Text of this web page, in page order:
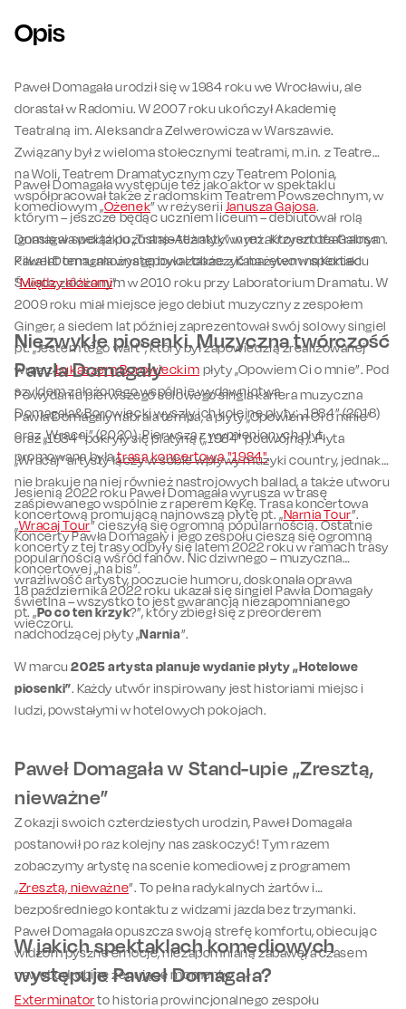
Opis
Paweł Domagała urodził się w 1984 roku we Wrocławiu, ale
dorastał w Radomiu. W 2007 roku ukończył Akademię
Teatralną im. Aleksandra Zelwerowicza w Warszawie.
Związany był z wieloma stołecznymi teatrami, m.in. z Teatrem
na Woli, Teatrem Dramatycznym czy Teatrem Polonia,
współpracował także z radomskim Teatrem Powszechnym, w
którym – jeszcze będąc uczniem liceum – debiutował rolą
Ignasia w spektaklu „Trans-Atlantyk” w reż. Krzysztofa Galosa.
Paweł Domagała występował także z Kabaretem na Koniec
Świata, założonym w 2010 roku przy Laboratorium Dramatu. W
2009 roku miał miejsce jego debiut muzyczny z zespołem
Ginger, a siedem lat później zaprezentował swój solowy singiel
pt. „Jestem tego wart”, który był zapowiedzią zrealizowanej
wraz zŁukaszem Borowieckim płyty „Opowiem Ci o mnie”. Pod
szyldem założonego wspólnie wydawnictwa
Domagała&Borowiecki wyszły ich kolejne płyty: „1984” (2018)
oraz „Wracaj” (2020). Pierwsza z wymienionych płyt
promowana byłatrasą koncertową "1984".
Paweł Domagała występuje też jako aktor w spektaklu
komediowym „Ożenek” w reżyserii Janusza Gajosa.
Domagała wciąż pozostaje też aktywnym aktorem teatralnym.
Kilka lat temu można go było zobaczyć na żywo w spektaklu
"Między łóżkami".
Niezwykłe piosenki. Muzyczna twórczość
Pawła Domagały
Po wydaniu pierwszego solowego singla kariera muzyczna
Pawła Domagały nabrała tempa, a płyty „Opowiem Ci o mnie”
oraz „1984” pokryły się platyną („1984” podwójną). Płyta
„Wracaj” artysty łączy w sobie wpływy muzyki country, jednak
nie brakuje na niej również nastrojowych ballad, a także utworu
zaśpiewanego wspólnie z raperem KęKę. Trasa koncertowa
„Wracaj Tour” cieszyłą się ogromną popularnością. Ostatnie
koncerty z tej trasy odbyły się latem 2022 roku w ramach trasy
koncertowej „na bis”.
Jesienią 2022 roku Paweł Domagała wyrusza w trasę
koncertową promującą najnowszą płytę pt. „Narnia Tour”.
Koncerty Pawła Domagały i jego zespołu cieszą się ogromną
popularnością wśród fanów. Nic dziwnego – muzyczna
wrażliwość artysty, poczucie humoru, doskonała oprawa
świetlna – wszystko to jest gwarancją niezapomnianego
wieczoru.
18 października 2022 roku ukazał się singiel Pawła Domagały
pt. „Po co ten krzyk?”, który zbiegł się z preorderem
nadchodzącej płyty „Narnia”.
W marcu2025 artysta planuje wydanie płyty „Hotelowe
piosenki”. Każdy utwór inspirowany jest historiami miejsc i
ludzi, powstałymi w hotelowych pokojach.
Paweł Domagała w Stand-upie „Zresztą,
nieważne”
Z okazji swoich czterdziestych urodzin, Paweł Domagała
postanowił po raz kolejny nas zaskoczyć! Tym razem
zobaczymy artystę na scenie komediowej z programem
„Zresztą, nieważne”. To pełna radykalnych żartów i
bezpośredniego kontaktu z widzami jazda bez trzymanki.
Paweł Domagała opuszcza swoją strefę komfortu, obiecując
widzom pyszne emocje, niezapomnianą zabawę, a czasem
nawet odrobinę żenujące momenty.
W jakich spektaklach komediowych
występuje Paweł Domagała?
Exterminatorto historia prowincjonalnego zespołu